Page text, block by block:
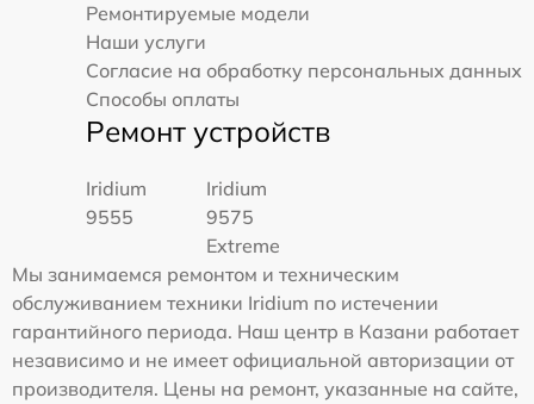
Ремонтируемые модели
Наши услуги
Согласие на обработку персональных данных
Способы оплаты
Ремонт устройств
Iridium
9555
Iridium
9575
Extreme
Мы занимаемся ремонтом и техническим
обслуживанием техники Iridium по истечении
гарантийного периода. Наш центр в Казани работает
независимо и не имеет официальной авторизации от
производителя. Цены на ремонт, указанные на сайте,